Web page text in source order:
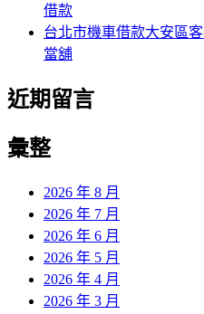
借款
台北市機車借款大安區
當舖
近期留言
彙整
2026 年 8 月
2026 年 7 月
2026 年 6 月
2026 年 5 月
2026 年 4 月
2026 年 3 月